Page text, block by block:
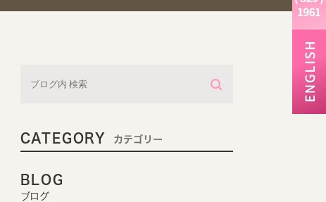
CATEGORY カテゴリー
BLOG
ブログ